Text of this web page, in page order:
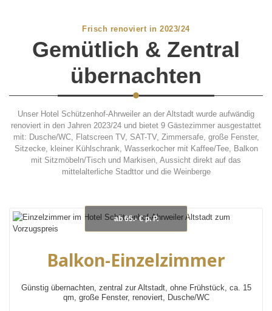
Frisch renoviert in 2023/24
Gemütlich & Zentral
übernachten
Unser Hotel Schützenhof-Ahrweiler an der Altstadt wurde aufwändig
renoviert in den Jahren 2023/24 und bietet 9 Gästezimmer ausgestattet
mit: Dusche/WC, Flatscreen TV, SAT-TV, Zimmersafe, große Fenster,
Sitzecke, kleiner Kühlschrank, Wasserkocher mit Kaffee/Tee, Balkon
mit Sitzmöbeln/Tisch und Markisen, Aussicht direkt auf das
mittelalterliche Stadttor und die Weinberge
ab 65.- € p. P.
Balkon-Einzelzimmer
Günstig übernachten, zentral zur Altstadt, ohne Frühstück, ca. 15
qm, große Fenster, renoviert, Dusche/WC